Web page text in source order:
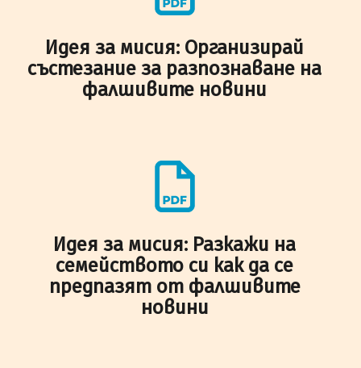
Идея за мисия: Организирай
състезание за разпознаване на
фалшивите новини
Идея за мисия: Разкажи на
семейството си как да се
предпазят от фалшивите
новини